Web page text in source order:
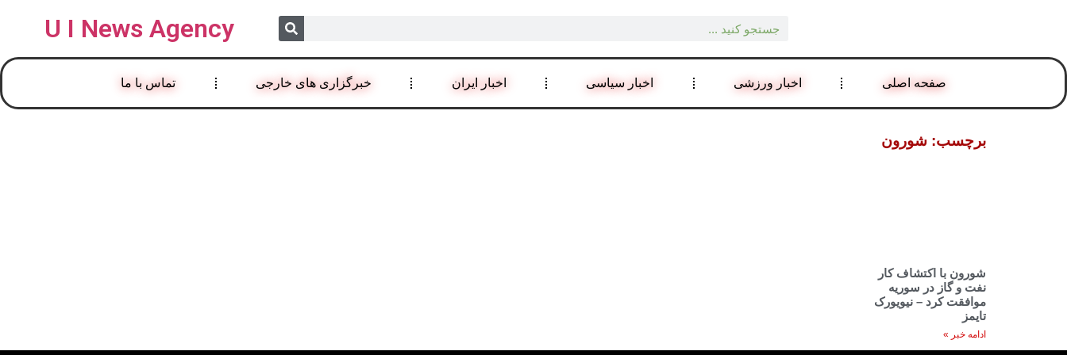
U I News Agency
صفحه اصلی اخبار ورزشی اخبار سیاسی اخبار ایران خبرگزاری های خارجی تماس با ما
برچسب: شورون
شورون با اکتشاف کار
نفت و گاز در سوریه
موافقت کرد – نیویورک
تایمز
ادامه خبر »